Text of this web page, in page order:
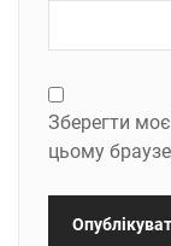
Зберегти
цьому